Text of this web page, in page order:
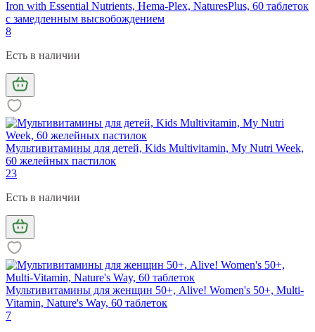
Iron with Essential Nutrients, Hema-Plex, NaturesPlus, 60 таблеток
с замедленным высвобождением
8
Есть в наличии
Мультивитамины для детей, Kids Multivitamin, My Nutri Week,
60 желейных пастилок
23
Есть в наличии
Мультивитамины для женщин 50+, Alive! Women's 50+, Multi-
Vitamin, Nature's Way, 60 таблеток
7